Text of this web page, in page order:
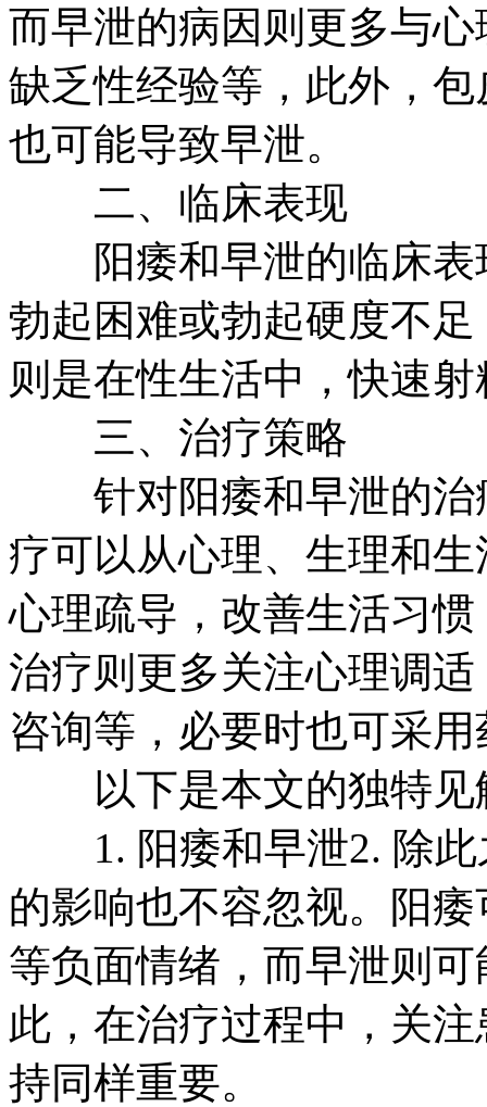
而早泄的病因则更多与
缺乏性经验等，此外，
也可能导致早泄。
二、临床表现
阳痿和早泄的临床表
勃起困难或勃起硬度不
则是在性生活中，快速
三、治疗策略
针对阳痿和早泄的治
疗可以从心理、生理和
心理疏导，改善生活习
治疗则更多关注心理调
咨询等，必要时也可采
以下是本文的独特见
1. 阳痿和早泄2. 除此
的影响也不容忽视。阳
等负面情绪，而早泄则
此，在治疗过程中，关
持同样重要。